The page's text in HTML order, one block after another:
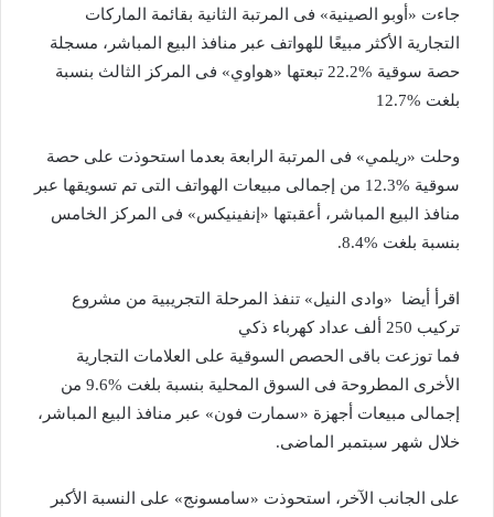
جاءت «أوبو الصينية» فى المرتبة الثانية بقائمة الماركات
التجارية الأكثر مبيعًا للهواتف عبر منافذ البيع المباشر، مسجلة
حصة سوقية %22.2 تبعتها «هواوي» فى المركز الثالث بنسبة
بلغت %12.7
وحلت «ريلمي» فى المرتبة الرابعة بعدما استحوذت على حصة
سوقية %12.3 من إجمالى مبيعات الهواتف التى تم تسويقها عبر
منافذ البيع المباشر، أعقبتها «إنفينيكس» فى المركز الخامس
بنسبة بلغت %8.4.
اقرأ أيضا
«وادى النيل» تنفذ المرحلة التجريبية من مشروع
تركيب 250 ألف عداد كهرباء ذكي
فما توزعت باقى الحصص السوقية على العلامات التجارية
الأخرى المطروحة فى السوق المحلية بنسبة بلغت %9.6 من
إجمالى مبيعات أجهزة «سمارت فون» عبر منافذ البيع المباشر،
خلال شهر سبتمبر الماضى.
على الجانب الآخر، استحوذت «سامسونج» على النسبة الأكبر